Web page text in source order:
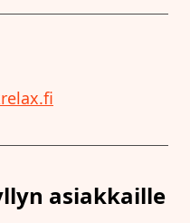
asiakkaille